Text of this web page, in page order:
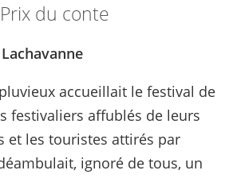
Prix du conte
accueillait le festival de
festivaliers affublés de leurs
et les touristes attirés par
ignoré de tous, un